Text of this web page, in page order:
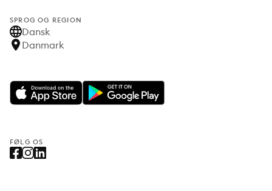
SPROG OG REGION
Dansk
Danmark
FØLG OS